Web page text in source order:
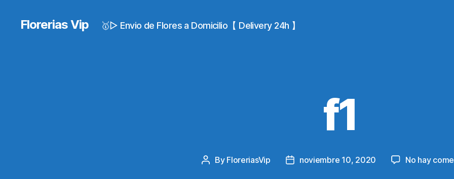
Florerias Vip 🥇▷ Envio de Flores a Domicilio【 Delivery 24h 】
f1
Post
By FloreriasVip
Postnoviembre 10, 2020 No hay